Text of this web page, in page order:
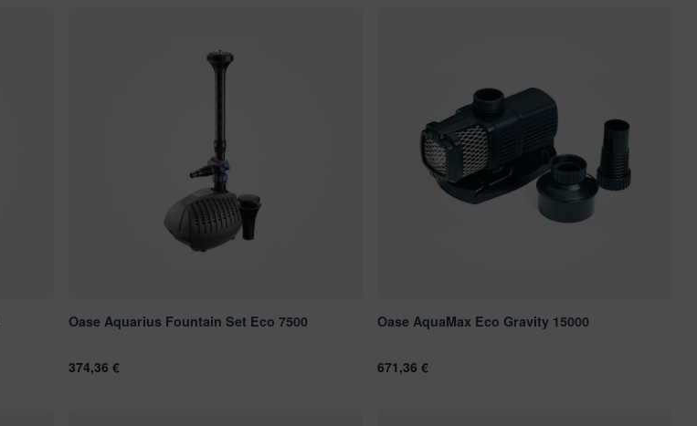
Oase Aquarius Fountain Set Eco 7500
374,36 €
Oase AquaMax Eco Gravity 15000
671,36 €